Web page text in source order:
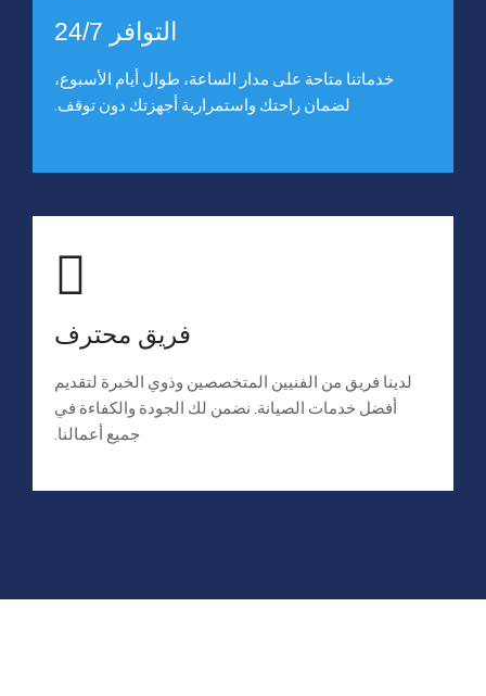
التوافر 24/7
خدماتنا متاحة على مدار الساعة، طوال أيام الأسبوع،
لضمان راحتك واستمرارية أجهزتك دون توقف.
فريق محترف
لدينا فريق من الفنيين المتخصصين وذوي الخبرة لتقديم
أفضل خدمات الصيانة. نضمن لك الجودة والكفاءة في
جميع أعمالنا.